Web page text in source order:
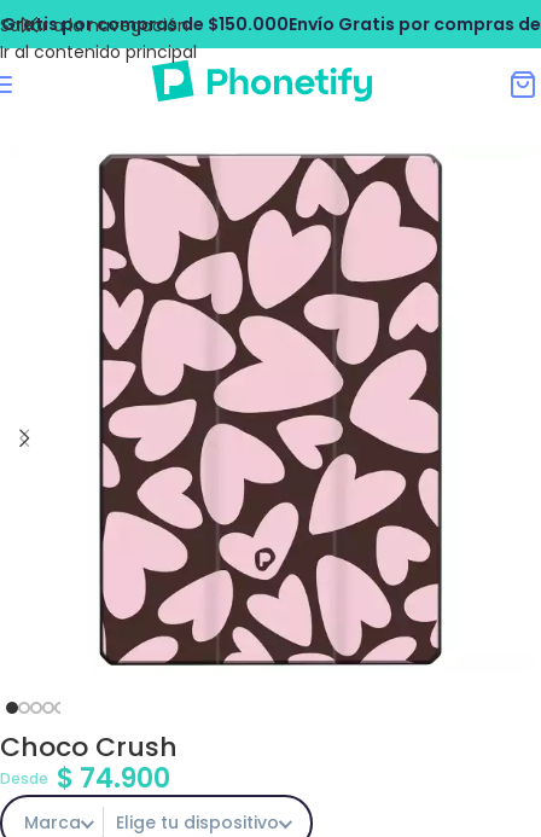
Saltar a la navegación
Ir al contenido principal
por compras de $150.000Envío Gratis por compras de
Choco Crush
Desde $ 74.900
Marca Elige tu dispositivo